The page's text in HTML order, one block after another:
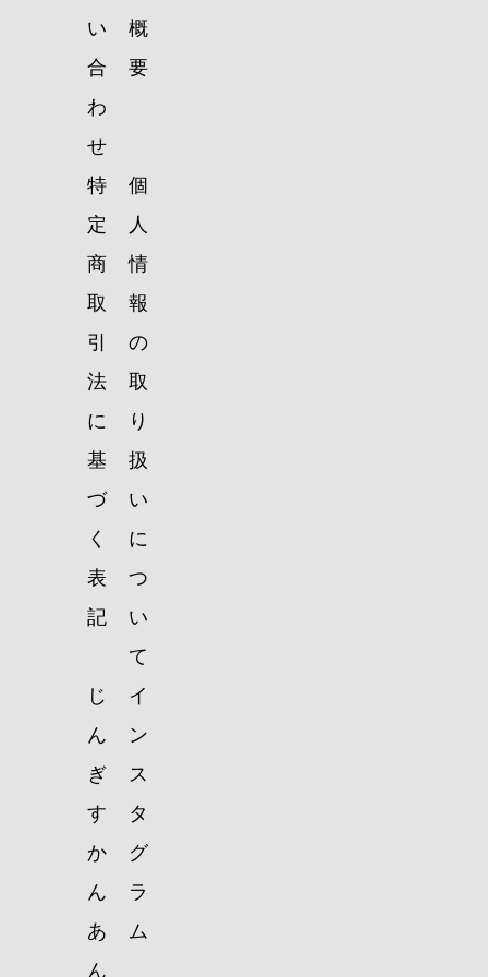
い
合
わ
せ
概
要
特
定
商
取
引
法
に
基
づ
く
表
記
個
人
情
報
の
取
り
扱
い
に
つ
い
て
じ
ん
ぎ
す
か
ん
あ
ん
イ
ン
ス
タ
グ
ラ
ム